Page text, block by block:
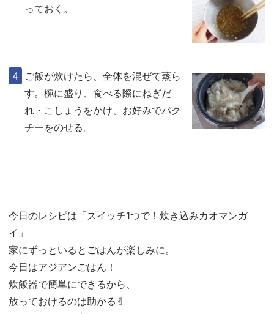
っておく。
ご飯が炊けたら、全体を混ぜて蒸ら
す。椀に盛り、食べる際にねぎだ
れ・こしょうをかけ、お好みでパク
チーをのせる。
今日のレシピは「スイッチ1つで！炊き込みカオマンガ
イ」
家にずっといるとごはんが楽しみに。
今日はアジアンごはん！
炊飯器で簡単にできるから、
放っておけるのは助かる✌︎